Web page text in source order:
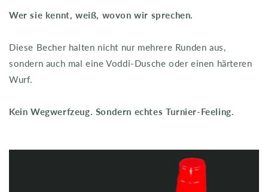
Wer sie kennt, weiß, wovon wir sprechen.
Diese Becher halten nicht nur mehrere Runden aus,
sondern auch mal eine Voddi-Dusche oder einen härteren
Wurf.
Kein Wegwerfzeug. Sondern echtes Turnier-Feeling.